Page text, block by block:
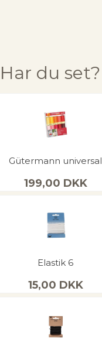
Har du set?
Gütermann universal
199,00 DKK
Elastik 6
15,00 DKK